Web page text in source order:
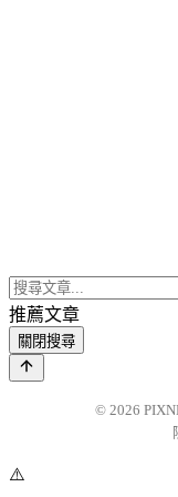
推薦文章
關閉搜尋
© 2026
⚠️